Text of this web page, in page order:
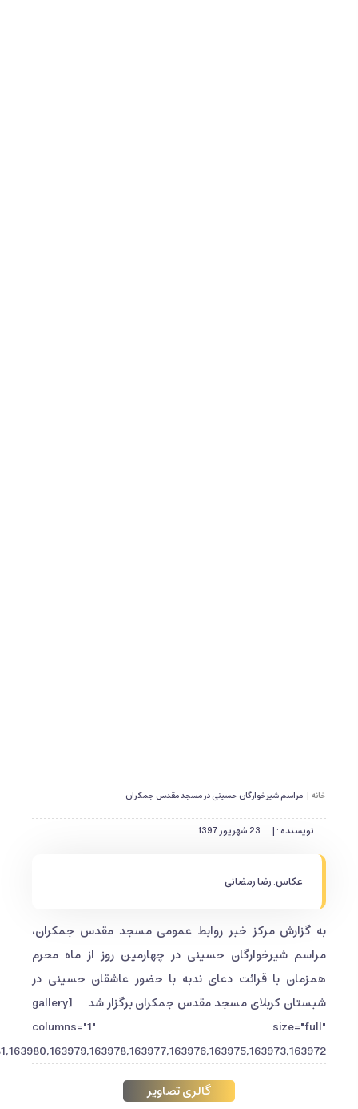
خانه | مراسم شیرخوارگان حسینی در مسجد مقدس جمکران
نویسنده : | 23 شهریور 1397
عکاس: رضا رمضانی
به گزارش مرکز خبر روابط عمومی مسجد مقدس جمکران،
مراسم شیرخوارگان حسینی در چهارمین روز از ماه محرم
همزمان با قرائت دعای ندبه با حضور عاشقان حسینی در
شبستان کربلای مسجد مقدس جمکران برگزار شد. [gallery
columns="1" size="full"
گالری تصاویر